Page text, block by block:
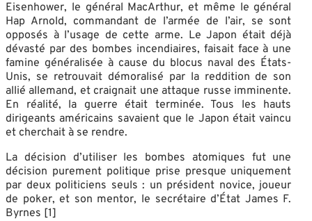
Eisenhower, le général MacArthur, et même le général
Hap Arnold, commandant de l’armée de l’air, se sont
opposés à l’usage de cette arme. Le Japon était déjà
dévasté par des bombes incendiaires, faisait face à une
famine généralisée à cause du blocus naval des États-
Unis, se retrouvait démoralisé par la reddition de son
allié allemand, et craignait une attaque russe imminente.
En réalité, la guerre était terminée. Tous les hauts
dirigeants américains savaient que le Japon était vaincu
et cherchait à se rendre.
La décision d’utiliser les bombes atomiques fut une
décision purement politique prise presque uniquement
par deux politiciens seuls : un président novice, joueur
de poker, et son mentor, le secrétaire d’État James F.
Byrnes [1]